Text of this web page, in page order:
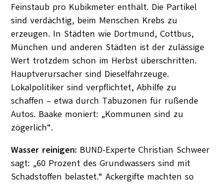
Feinstaub pro Kubikmeter enthält. Die Partikel
sind verdächtig, beim Menschen Krebs zu
erzeugen. In Städten wie Dortmund, Cottbus,
München und anderen Städten ist der zulässige
Wert trotzdem schon im Herbst überschritten.
Hauptverursacher sind Dieselfahrzeuge.
Lokalpolitiker sind verpflichtet, Abhilfe zu
schaffen – etwa durch Tabuzonen für rußende
Autos. Baake moniert: „Kommunen sind zu
zögerlich“.
Wasser reinigen: BUND-Experte Christian Schweer
sagt: „60 Prozent des Grundwassers sind mit
Schadstoffen belastet.“ Ackergifte machten so